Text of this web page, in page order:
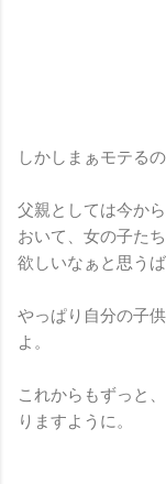
しかしまぁモテる
父親としては今か
おいて、女の子た
欲しいなぁと思うば
やっぱり自分の子
よ。
これからもずっと
りますように。